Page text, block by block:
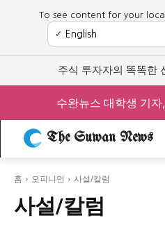
로그인하세요
주요 뉴스
정치 사회
문화
로그인하세요
주요 뉴스
정치 사회
문화
To see content for your
✓
주식 투자자의 똑똑한
수완뉴스 대학생 기
The Suwan News
홈 오피니언 사설/칼럼
사설/칼럼